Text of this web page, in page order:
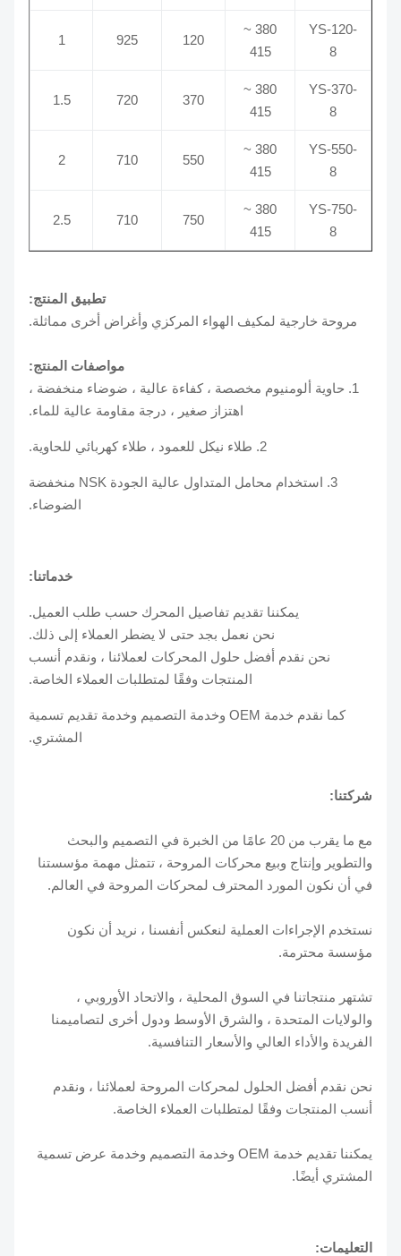
YS-120-
380 ~
YS-370-
380 ~
YS-550-
380 ~
YS-750-
380 ~
تطبيق المنتج:
مروحة خارجية لمكيف الهواء المركزي وأغراض أخرى مماثلة.
مواصفات المنتج:
1. حاوية ألومنيوم مخصصة ، كفاءة عالية ، ضوضاء منخفضة ،
اهتزاز صغير ، درجة مقاومة عالية للماء.
3. استخدام محامل المتداول عالية الجودة NSK منخفضة
الضوضاء.
خدماتنا:
يمكننا تقديم تفاصيل المحرك حسب طلب العميل.
نحن نعمل بجد حتى لا يضطر العملاء إلى ذلك.
نحن نقدم أفضل حلول المحركات لعملائنا ، ونقدم أنسب
المنتجات وفقًا لمتطلبات العملاء الخاصة.
كما نقدم خدمة OEM وخدمة التصميم وخدمة تقديم تسمية
المشتري.
شركتنا:
مع ما يقرب من 20 عامًا من الخبرة في التصميم والبحث
والتطوير وإنتاج وبيع محركات المروحة ، تتمثل مهمة مؤسستنا
في أن نكون المورد المحترف لمحركات المروحة في العالم.
نستخدم الإجراءات العملية لنعكس أنفسنا ، نريد أن نكون
مؤسسة محترمة.
تشتهر منتجاتنا في السوق المحلية ، والاتحاد الأوروبي ،
والولايات المتحدة ، والشرق الأوسط ودول أخرى لتصاميمنا
الفريدة والأداء العالي والأسعار التنافسية.
نحن نقدم أفضل الحلول لمحركات المروحة لعملائنا ، ونقدم
أنسب المنتجات وفقًا لمتطلبات العملاء الخاصة.
يمكننا تقديم خدمة OEM وخدمة التصميم وخدمة عرض تسمية
المشتري أيضًا.
التعليمات: